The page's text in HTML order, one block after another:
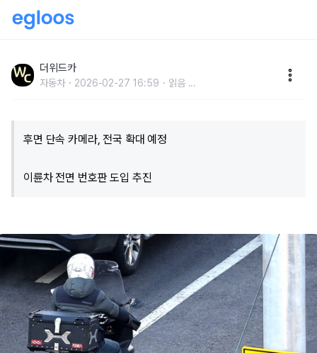
더위드카
자동차 2026-02-27 16:59 읽음 ...
후면 단속 카메라, 전국 확대 예정
이륜차 전면 번호판 도입 추진